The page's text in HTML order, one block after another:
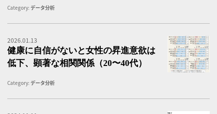
Category: データ分析
2026.01.13
健康に自信がないと女性の昇進意欲は
低下、顕著な相関関係（20〜40代）
Category: データ分析